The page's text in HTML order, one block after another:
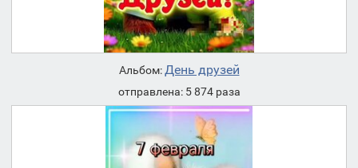
Альбом:День друзей
отправлена: 5 874 раза